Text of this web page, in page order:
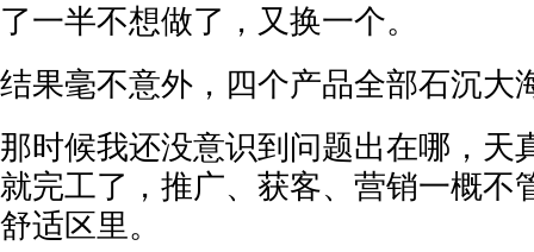
了一半不想做了，又换一个。
结果毫不意外，四个产品全部石沉大
那时候我还没意识到问题出在哪，天
就完工了，推广、获客、营销一概不
舒适区里。